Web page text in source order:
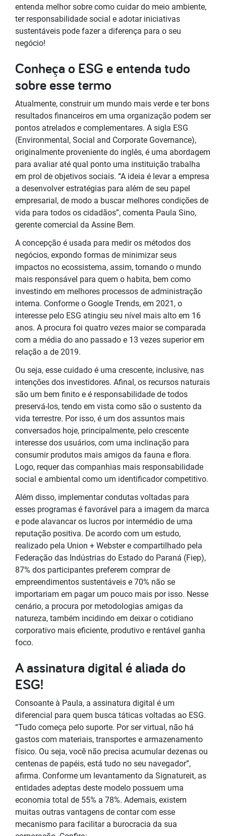
entenda melhor sobre como cuidar do meio ambiente,
ter responsabilidade social e adotar iniciativas
sustentáveis pode fazer a diferença para o seu
negócio!
Conheça o ESG e entenda tudo
sobre esse termo
Atualmente, construir um mundo mais verde e ter bons
resultados financeiros em uma organização podem ser
pontos atrelados e complementares. A sigla ESG
(Environmental, Social and Corporate Governance),
originalmente proveniente do inglês, é uma abordagem
para avaliar até qual ponto uma instituição trabalha
em prol de objetivos sociais. “A ideia é levar a empresa
a desenvolver estratégias para além de seu papel
empresarial, de modo a buscar melhores condições de
vida para todos os cidadãos”, comenta Paula Sino,
gerente comercial da Assine Bem.
A concepção é usada para medir os métodos dos
negócios, expondo formas de minimizar seus
impactos no ecossistema, assim, tornando o mundo
mais responsável para quem o habita, bem como
investindo em melhores processos de administração
interna. Conforme o Google Trends, em 2021, o
interesse pelo ESG atingiu seu nível mais alto em 16
anos. A procura foi quatro vezes maior se comparada
com a média do ano passado e 13 vezes superior em
relação a de 2019.
Ou seja, esse cuidado é uma crescente, inclusive, nas
intenções dos investidores. Afinal, os recursos naturais
são um bem finito e é responsabilidade de todos
preservá-los, tendo em vista como são o sustento da
vida terrestre. Por isso, é um dos assuntos mais
conversados hoje, principalmente, pelo crescente
interesse dos usuários, com uma inclinação para
consumir produtos mais amigos da fauna e flora.
Logo, requer das companhias mais responsabilidade
social e ambiental como um identificador competitivo.
Além disso, implementar condutas voltadas para
esses programas é favorável para a imagem da marca
e pode alavancar os lucros por intermédio de uma
reputação positiva. De acordo com um estudo,
realizado pela Union + Webster e compartilhado pela
Federação das Indústrias do Estado do Paraná (Fiep),
87% dos participantes preferem comprar de
empreendimentos sustentáveis e 70% não se
importariam em pagar um pouco mais por isso. Nesse
cenário, a procura por metodologias amigas da
natureza, também incidindo em deixar o cotidiano
corporativo mais eficiente, produtivo e rentável ganha
foco.
A assinatura digital é aliada do
ESG!
Consoante à Paula, a assinatura digital é um
diferencial para quem busca táticas voltadas ao ESG.
“Tudo começa pelo suporte. Por ser virtual, não há
gastos com materiais, transportes e armazenamento
físico. Ou seja, você não precisa acumular dezenas ou
centenas de papéis, está tudo no seu navegador”,
afirma. Conforme um levantamento da Signatureit, as
entidades adeptas deste modelo possuem uma
economia total de 55% a 78%. Ademais, existem
muitas outras vantagens de contar com esse
mecanismo para facilitar a burocracia da sua